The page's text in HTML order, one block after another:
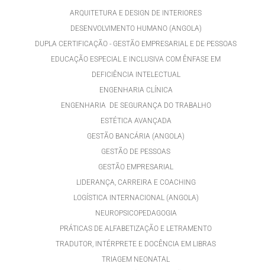
ARQUITETURA E DESIGN DE INTERIORES
DESENVOLVIMENTO HUMANO (ANGOLA)
DUPLA CERTIFICAÇÃO - GESTÃO EMPRESARIAL E DE PESSOAS
EDUCAÇÃO ESPECIAL E INCLUSIVA COM ÊNFASE EM
DEFICIÊNCIA INTELECTUAL
ENGENHARIA CLÍNICA
ENGENHARIA DE SEGURANÇA DO TRABALHO
ESTÉTICA AVANÇADA
GESTÃO BANCÁRIA (ANGOLA)
GESTÃO DE PESSOAS
GESTÃO EMPRESARIAL
LIDERANÇA, CARREIRA E COACHING
LOGÍSTICA INTERNACIONAL (ANGOLA)
NEUROPSICOPEDAGOGIA
PRÁTICAS DE ALFABETIZAÇÃO E LETRAMENTO
TRADUTOR, INTÉRPRETE E DOCÊNCIA EM LIBRAS
TRIAGEM NEONATAL